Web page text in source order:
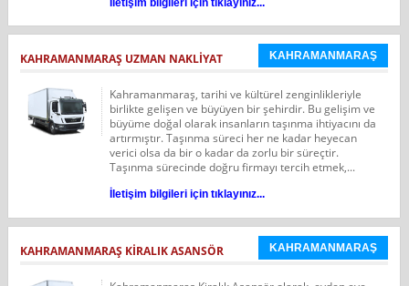
İletişim bilgileri için tıklayınız...
KAHRAMANMARAŞ UZMAN NAKLIYAT KAHRAMANMARAŞ
Kahramanmaraş, tarihi ve kültürel zenginlikleriyle
birlikte gelişen ve büyüyen bir şehirdir. Bu gelişim ve
büyüme doğal olarak insanların taşınma ihtiyacını da
artırmıştır. Taşınma süreci her ne kadar heyecan
verici olsa da bir o kadar da zorlu bir süreçtir.
Taşınma sürecinde doğru firmayı tercih etmek,...
İletişim bilgileri için tıklayınız...
KAHRAMANMARAŞ KIRALIK ASANSÖR KAHRAMANMARAŞ